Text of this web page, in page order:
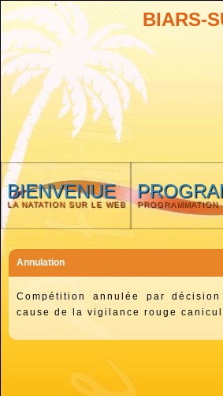
BIARS-
BIENVENUE
LA NATATION SUR LE WEB PROGRAMMATION
Annulation
Compétition annulée par
cause de la vigilance rouge